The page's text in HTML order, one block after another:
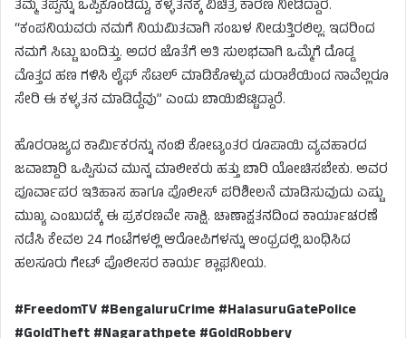
ತಮ್ಮ ತಪ್ಪನ್ನು ಒಪ್ಪಿಕೊಂಡಿದ್ದು, ಕಳ್ಳತನಕ್ಕೆ ವಿಚಿತ್ರ ಕಾರಣ ನೀಡಿದ್ದಾರೆ.
“ಕಂಪನಿಯವರು ನಮಗೆ ನಿಯಮಿತವಾಗಿ ಸಂಬಳ ನೀಡುತ್ತಿರಲಿಲ್ಲ. ಇದರಿಂದ
ನಮಗೆ ಸಿಟ್ಟು ಬಂದಿತ್ತು. ಅದರ ಜೊತೆಗೆ ಅತಿ ಸುಲಭವಾಗಿ ಒಮ್ಮೆಗೆ ದೊಡ್ಡ
ಮೊತ್ತದ ಹಣ ಗಳಿಸಿ ಲೈಫ್ ಸೆಟಲ್ ಮಾಡಿಕೊಳ್ಳುವ ದುರಾಶೆಯಿಂದ ನಾವೆಲ್ಲರೂ
ಸೇರಿ ಈ ಕಳ್ಳತನ ಮಾಡಿದ್ದೆವು” ಎಂದು ಬಾಯಿಬಿಟ್ಟಿದ್ದಾರೆ.
ಹೊರರಾಜ್ಯದ ಕಾರ್ಮಿಕರನ್ನು ನಂಬಿ ಕೋಟ್ಯಂತರ ರೂಪಾಯಿ ವ್ಯವಹಾರದ
ಜವಾಬ್ದಾರಿ ಒಪ್ಪಿಸುವ ಮುನ್ನ ಮಾಲೀಕರು ಹತ್ತು ಬಾರಿ ಯೋಚಿಸಬೇಕು. ಅವರ
ಪೂರ್ವಾಪರ ಇತಿಹಾಸ ಹಾಗೂ ಪೊಲೀಸ್ ಪರಿಶೀಲನೆ ಮಾಡಿಸುವುದು ಎಷ್ಟು
ಮುಖ್ಯ ಎಂಬುದಕ್ಕೆ ಈ ಪ್ರಕರಣವೇ ಸಾಕ್ಷಿ. ಚಾಣಾಕ್ಷತನದಿಂದ ಕಾರ್ಯಾಚರಣೆ
ನಡೆಸಿ ಕೇವಲ 24 ಗಂಟೆಗಳಲ್ಲಿ ಆರೋಪಿಗಳನ್ನು ಆಂಧ್ರದಲ್ಲಿ ಬಂಧಿಸಿದ
ಹಲಸೂರು ಗೇಟ್ ಪೊಲೀಸರ ಕಾರ್ಯ ಶ್ಲಾಘನೀಯ.
#FreedomTV #BengaluruCrime #HalasuruGatePolice